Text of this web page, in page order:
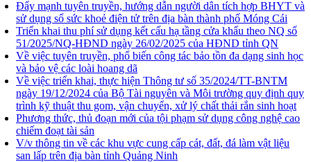
Đẩy mạnh tuyên truyền, hướng dẫn người dân tích hợp BHYT và
sử dụng sổ sức khoẻ điện tử trên địa bàn thành phố Móng Cái
Triển khai thu phí sử dụng kết cấu hạ tầng cửa khẩu theo NQ số
51/2025/NQ-HĐND ngày 26/02/2025 của HĐND tỉnh QN
Về việc tuyên truyền, phổ biến công tác bảo tồn đa dạng sinh học
và bảo vệ các loài hoang dã
Về việc triển khai, thực hiện Thông tư số 35/2024/TT-BNTM
ngày 19/12/2024 của Bộ Tài nguyên và Môi trường quy định quy
trình kỹ thuật thu gom, vận chuyển, xử lý chất thải rắn sinh hoạt
Phương thức, thủ đoạn mới của tội phạm sử dụng công nghệ cao
chiếm đoạt tài sản
V/v thông tin về các khu vực cung cấp cát, đất, đá làm vật liệu
san lấp trên địa bàn tỉnh Quảng Ninh